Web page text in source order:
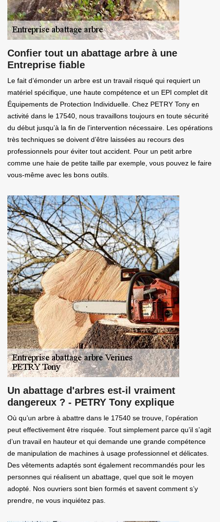
Confier tout un abattage arbre à une
Entreprise fiable
Le fait d’émonder un arbre est un travail risqué qui requiert un
matériel spécifique, une haute compétence et un EPI complet dit
Équipements de Protection Individuelle. Chez PETRY Tony en
activité dans le 17540, nous travaillons toujours en toute sécurité
du début jusqu’à la fin de l’intervention nécessaire. Les opérations
très techniques se doivent d’être laissées au recours des
professionnels pour éviter tout accident. Pour un petit arbre
comme une haie de petite taille par exemple, vous pouvez le faire
vous-même avec les bons outils.
Un abattage d'arbres est-il vraiment
dangereux ? - PETRY Tony explique
Où qu’un arbre à abattre dans le 17540 se trouve, l’opération
peut effectivement être risquée. Tout simplement parce qu’il s’agit
d’un travail en hauteur et qui demande une grande compétence
de manipulation de machines à usage professionnel et délicates.
Des vêtements adaptés sont également recommandés pour les
personnes qui réalisent un abattage, quel que soit le moyen
adopté. Nos ouvriers sont bien formés et savent comment s’y
prendre, ne vous inquiétez pas.